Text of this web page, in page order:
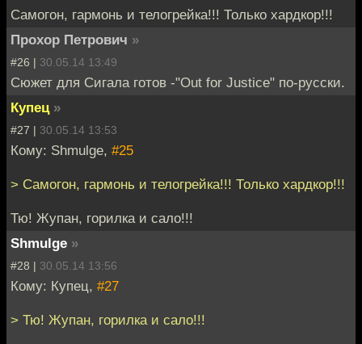
Самогон, гармонь и телогрейка!!! Только хардкор!!!
Прохор Петрович »
#26 | 30.05.14 13:49
Сюжет для Сигала готов -"Out for Justice" по-русски.
Купец »
#27 | 30.05.14 13:53
Кому: Shmulge, #25
> Самогон, гармонь и телогрейка!!! Только хардкор!!!
Тю! Жупан, горилка и сало!!!
Shmulge »
#28 | 30.05.14 13:56
Кому: Купец, #27
> Тю! Жупан, горилка и сало!!!